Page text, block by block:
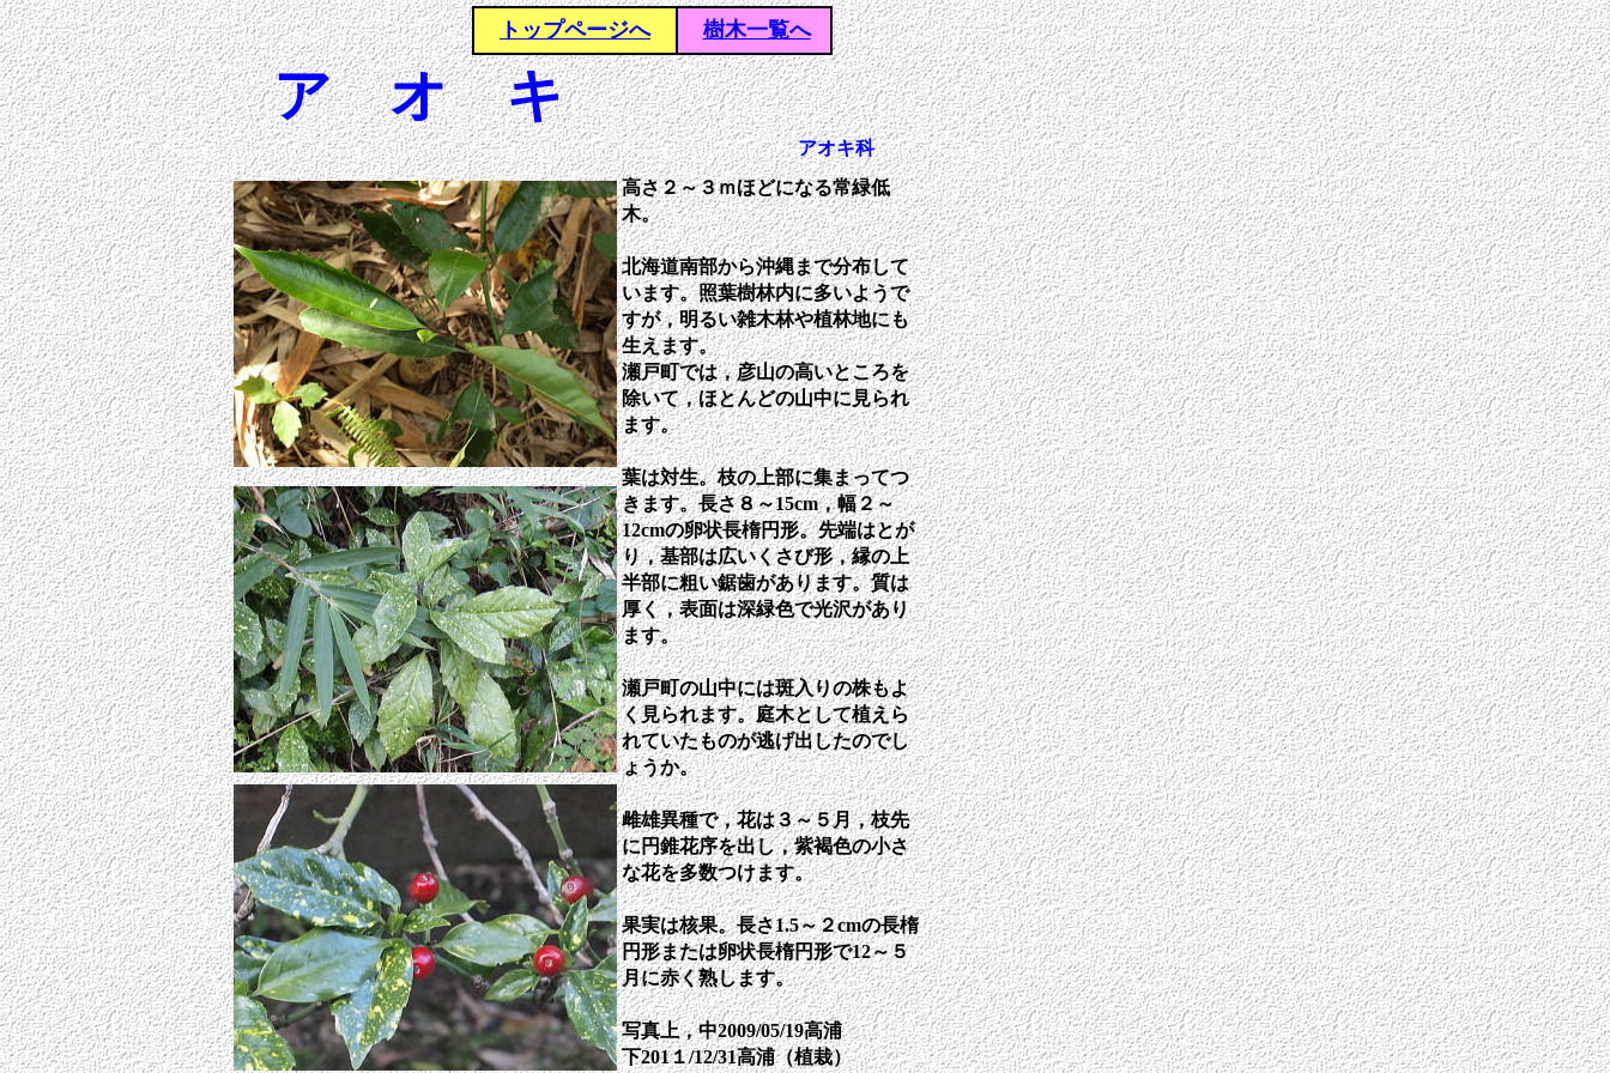
トップページへ 樹木一覧へ
ア オ キ
高さ２～３ｍほどになる常緑低
木。
北海道南部から沖縄まで分布して
います。照葉樹林内に多いようで
すが，明るい雑木林や植林地にも
生えます。
瀬戸町では，彦山の高いところを
除いて，ほとんどの山中に見られ
ます。
葉は対生。枝の上部に集まってつ
きます。長さ８～15cm，幅２～
12cmの卵状長楕円形。先端はとが
り，基部は広いくさび形，縁の上
半部に粗い鋸歯があります。質は
厚く，表面は深緑色で光沢があり
ます。
瀬戸町の山中には斑入りの株もよ
く見られます。庭木として植えら
れていたものが逃げ出したのでし
ょうか。
雌雄異種で，花は３～５月，枝先
に円錐花序を出し，紫褐色の小さ
な花を多数つけます。
果実は核果。長さ1.5～２cmの長楕
円形または卵状長楕円形で12～５
月に赤く熟します。
写真上，中2009/05/19高浦
下201１/12/31高浦（植栽）
アオキ科